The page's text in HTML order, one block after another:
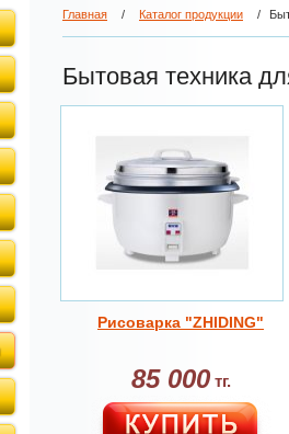
Главная / Каталог продукции /
Бытовая техника
Рисоварка "ZHIDING"
85 000тг.